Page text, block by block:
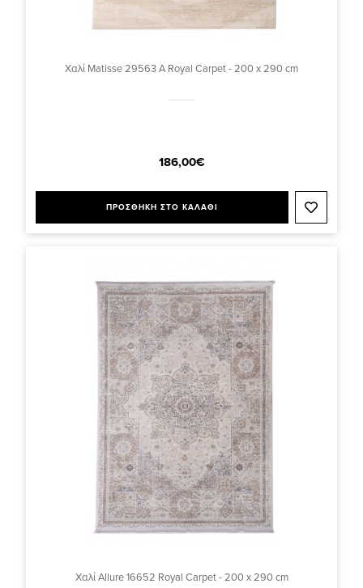
Χαλί Matisse 29563 A Royal Carpet - 200 x 290 cm
186,00€
ΠΡΟΣΘΗΚΗ ΣΤΟ ΚΑΛΑΘΙ
Χαλί Allure 16652 Royal Carpet - 200 x 290 cm